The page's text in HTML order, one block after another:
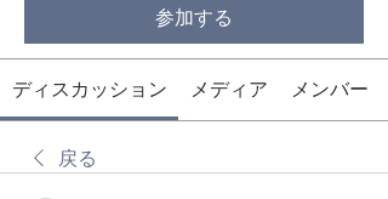
参加する
ディスカッション メディア メンバー
戻る